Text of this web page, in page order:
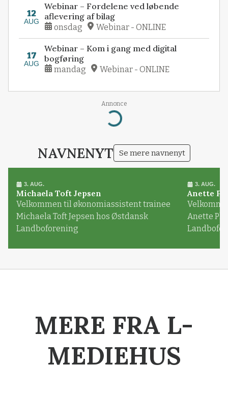
12
AUG
Webinar – Fordelene ved løbende
aflevering af bilag
onsdag Webinar - ONLINE
17
AUG
Webinar – Kom i gang med digital
bogføring
mandag Webinar - ONLINE
Annonce
Loading...
NAVNENYT Se mere navnenyt
3. AUG.
Michaela Toft Jepsen
Velkommen til økonomiassistent trainee
Michaela Toft Jepsen hos Østdansk
Landboforening
3. AUG.
Anette
Anette
MERE FRA L-
MEDIEHUS